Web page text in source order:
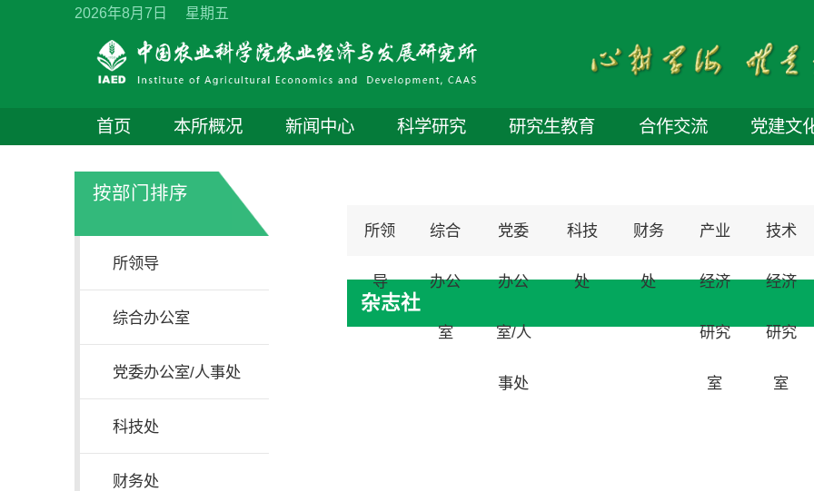
2026年8月7日 星期五
首页 本所概况 新闻中心 科学研究 研究生教育 合作交流 党建文
按部门排序
所领导
综合办公室
党委办公室/人事处
科技处
财务处
所领
导
综合
办公
室
党委
办公
室/人
事处
科技
处
财务
处
产业
经济
研究
室
技术
经济
研究
室
杂志社